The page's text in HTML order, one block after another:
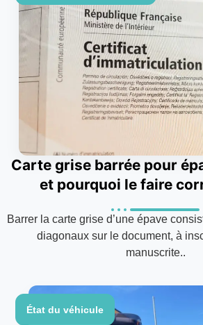
Carte grise barrée pour
et pourquoi le faire
Barrer la carte grise d’une épave
diagonaux sur le document, à
manuscrite..
État du véhicule